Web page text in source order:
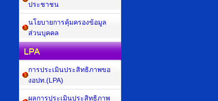
ประชาชน
นโยบายการคุ้มครองข้อมูล
ส่วนบุคคล
LPA
การประเมินประสิทธิภาพขอ
งอปท.(LPA)
ผลการประเมินประสิทธิภาพ